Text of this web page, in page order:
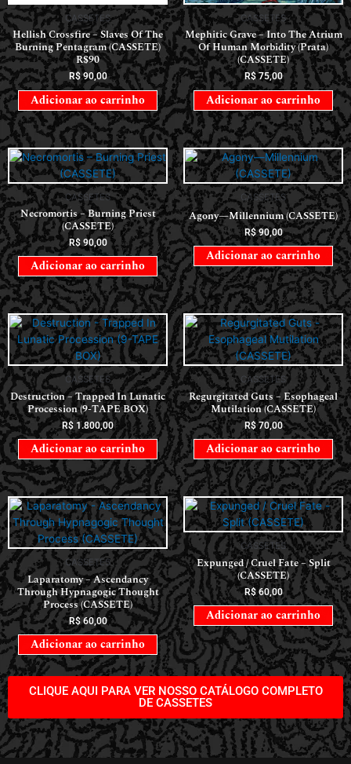
CASSETES
Hellish Crossfire – Slaves Of The
Burning Pentagram (CASSETE)
R$90
R$90,00
Adicionar ao carrinho
CASSETES
Mephitic Grave – Into The Atrium
Of Human Morbidity (Prata)
(CASSETE)
R$75,00
Adicionar ao carrinho
CASSETES
Necromortis – Burning Priest
(CASSETE)
R$90,00
Adicionar ao carrinho
CASSETES
Agony—Millennium (CASSETE)
R$90,00
Adicionar ao carrinho
CASSETES
Destruction – Trapped In Lunatic
Procession (9-TAPE BOX)
R$ 1.800,00
Adicionar ao carrinho
CASSETES
Regurgitated Guts – Esophageal
Mutilation (CASSETE)
R$70,00
Adicionar ao carrinho
CASSETES
Laparatomy – Ascendancy
Through Hypnagogic Thought
Process (CASSETE)
R$60,00
Adicionar ao carrinho
CASSETES
Expunged / Cruel Fate – Split
(CASSETE)
R$60,00
Adicionar ao carrinho
CLIQUE AQUI PARA VER NOSSO CATÁLOGO COMPLETO
DE CASSETES